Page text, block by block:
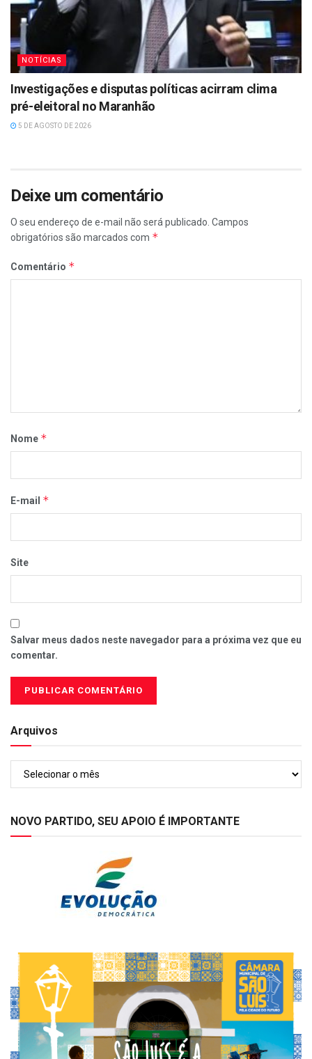
NOTÍCIAS
Investigações e disputas políticas acirram clima
pré-eleitoral no Maranhão
5 DE AGOSTO DE 2026
Deixe um comentário
O seu endereço de e-mail não será publicado. Campos
obrigatórios são marcados com *
Comentário *
Nome *
E-mail *
Site
Salvar meus dados neste navegador para a próxima vez que eu
comentar.
Arquivos
NOVO PARTIDO, SEU APOIO É IMPORTANTE